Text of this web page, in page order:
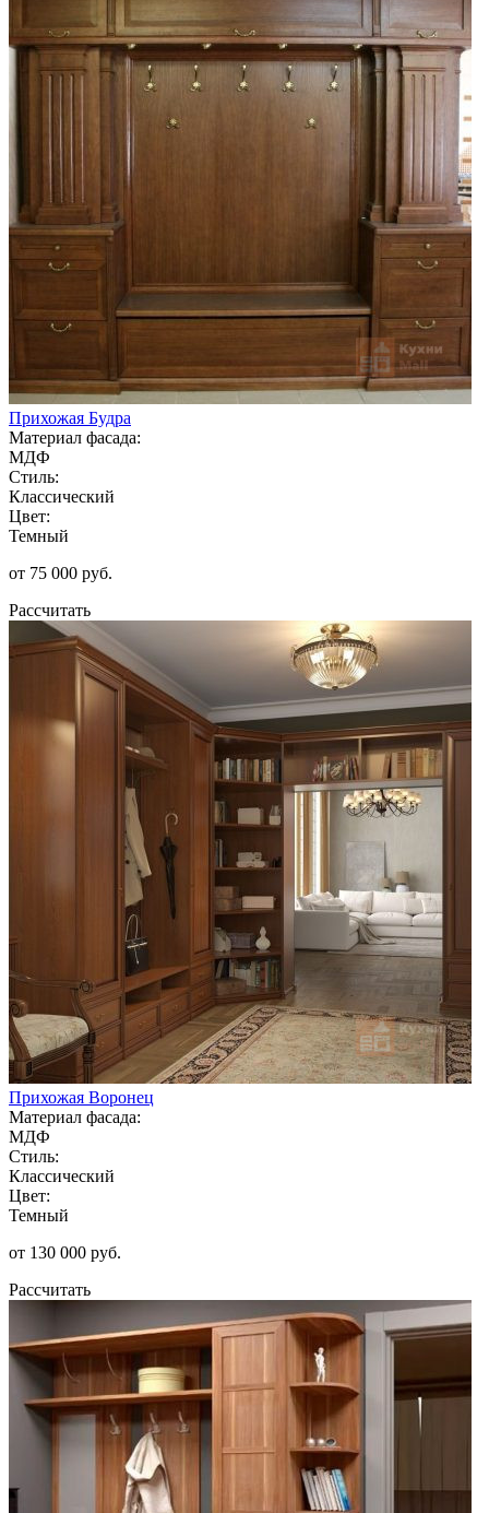
Прихожая Будра
Материал фасада:
МДФ
Стиль:
Классический
Цвет:
Темный
от 75 000 руб.
Рассчитать
Прихожая Воронец
Материал фасада:
МДФ
Стиль:
Классический
Цвет:
Темный
от 130 000 руб.
Рассчитать